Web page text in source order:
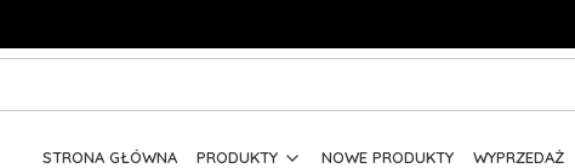
STRONA GŁÓWNA PRODUKTY NOWE PRODUKTY WYPRZEDAŻ